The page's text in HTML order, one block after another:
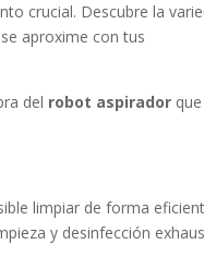
crucial. Descubre la
aproxime con tus
del robot aspirador que
limpiar de forma
y desinfección